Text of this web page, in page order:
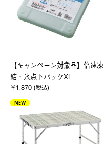
【キャンペーン対象品】倍速凍
結・氷点下パックXL
￥1,870 (税込)
NEW